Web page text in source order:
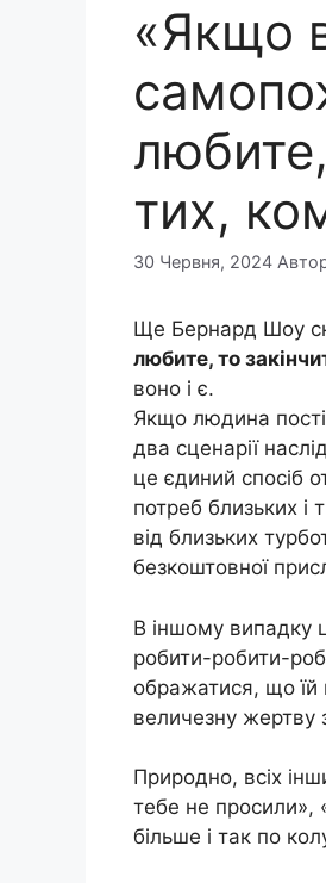
«Якщо
тих,
30 Червня, 2024
Ще Бернард Шоу
любите, то
воно і є.
Якщо людина
два сценарії
це єдиний спосіб
потреб близьких і
від близьких
безкоштовної
В іншому випадку
робити-робити-
ображатися, що їй
величезну жертву
Природно, всіх
тебе не просили»,
більше і так по